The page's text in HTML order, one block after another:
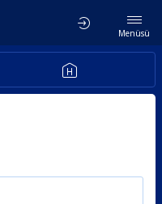
Menüsü